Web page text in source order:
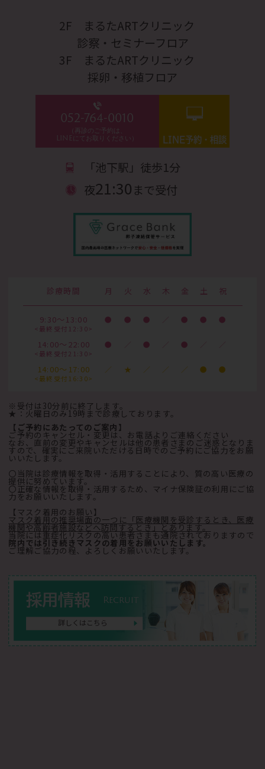
2F まるたARTクリニック
診察・セミナーフロア
3F まるたARTクリニック
採卵・移植フロア
052-764-0010
（再診のご予約は、
LINEにてお取りください） LINE予約・相談
「池下駅」徒歩1分
夜21:30 まで受付
診療時間 月 火 水 木 金 土 祝
9:30～13:00
<最終受付12:30>
● ● ● ● ● ●
14:00～22:00
<最終受付21:30>
● ● ●
14:00～17:00
<最終受付16:30>
★ ● ●
※受付は30分前に終了します。
★：火曜日のみ19時まで診療しております。
【ご予約にあたってのご案内】
ご予約のキャンセル・変更は、お電話よりご連絡ください
なお、直前の変更やキャンセルは他の患者さまのご迷惑となりま
すので、確実にご来院いただける日時でのご予約にご協力をお願
いいたします。
〇当院は診療情報を取得・活用することにより、質の高い医療の
提供に努めています。
〇正確な情報を取得・活用するため、マイナ保険証の利用にご協
力をお願いいたします。
【マスク着用のお願い】
マスク着用の推奨場面の一つに「医療機関を受診するとき、医療
機関や高齢者施設などへ訪問するとき」とあります。
当院には重症化リスクの高い患者さまも通院されておりますので
院内では引き続きマスクの着用をお願いいたします。
ご理解ご協力の程、よろしくお願いいたします。
採用情報 Recruit
詳しくはこちら